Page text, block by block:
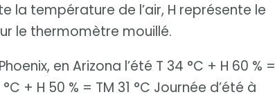
la température de l’air, H représente le
le thermomètre mouillé.
en Arizona l’été T 34 °C + H 60 % =
+ H 50 % = TM 31 °C Journée d’été à